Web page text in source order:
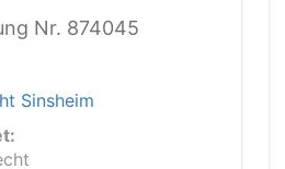
Nr. 874045
Sinsheim